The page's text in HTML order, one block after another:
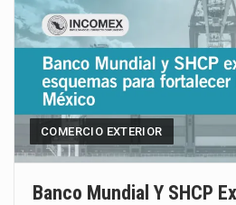
COMERCIO EXTERIOR
Banco Mundial Y SHCP